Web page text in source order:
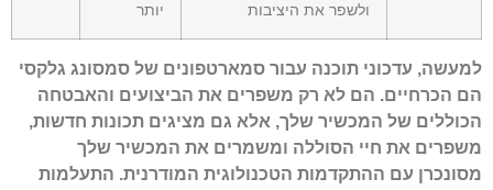
ולשפר את היציבות
יותר
למעשה, עדכוני תוכנה עבור סמארטפונים של סמסונג גלקסי
הם הכרחיים. הם לא רק משפרים את הביצועים והאבטחה
הכוללים של המכשיר שלך, אלא גם מציגים תכונות חדשות,
משפרים את חיי הסוללה ומשמרים את המכשיר שלך
מסונכרן עם ההתקדמות הטכנולוגית המודרנית. התעלמות